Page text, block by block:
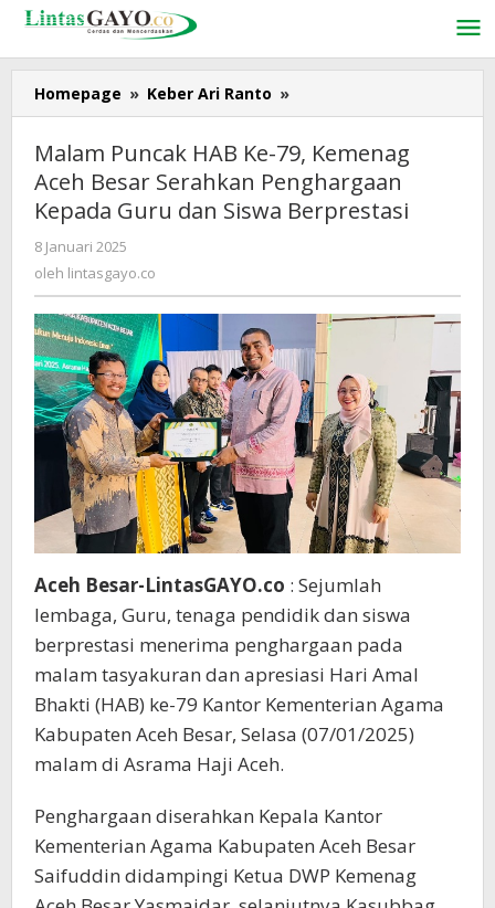
Lewati
konten
Homepage » Keber Ari Ranto »
Puncak
Ke-
79,
Kemenag
Penghargaan
Kepada
Guru
dan
Siswa
Berprestasi
Malam Puncak HAB Ke-79, Kemenag
Aceh Besar Serahkan Penghargaan
Kepada Guru dan Siswa Berprestasi
8 Januari 2025
lintasgayo.co
oleh lintasgayo.co
Aceh Besar-LintasGAYO.co : Sejumlah
lembaga, Guru, tenaga pendidik dan siswa
berprestasi menerima penghargaan pada
malam tasyakuran dan apresiasi Hari Amal
Bhakti (HAB) ke-79 Kantor Kementerian Agama
Kabupaten Aceh Besar, Selasa (07/01/2025)
malam di Asrama Haji Aceh.
Penghargaan diserahkan Kepala Kantor
Kementerian Agama Kabupaten Aceh Besar
Saifuddin didampingi Ketua DWP Kemenag